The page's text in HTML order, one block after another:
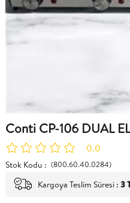
Conti CP-106 DUAL
0.0
Stok Kodu (800.60.40.0284)
Kargoya Teslim Süresi : 3